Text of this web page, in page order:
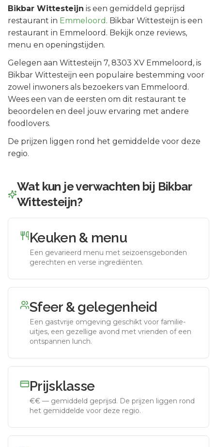
Bikbar Wittesteijn is een gemiddeld geprijsd
restaurant in Emmeloord . Bikbar Wittesteijn is een
restaurant in Emmeloord. Bekijk onze reviews,
menu en openingstijden.
Gelegen aan Wittesteijn 7, 8303 XV Emmeloord , is
Bikbar Wittesteijn een populaire bestemming voor
zowel inwoners als bezoekers van Emmeloord .
Wees een van de eersten om dit restaurant te
beoordelen en deel jouw ervaring met andere
foodlovers.
De prijzen liggen rond het gemiddelde voor deze
regio.
Wat kun je verwachten bij Bikbar
Wittesteijn?
Keuken & menu
Een gevarieerd menu met seizoensgebonden
gerechten en verse ingrediënten.
Sfeer & gelegenheid
Een gastvrije omgeving geschikt voor familie-
uitjes, een gezellige avond met vrienden of een
ontspannen lunch.
Prijsklasse
€€ — gemiddeld geprijsd. De prijzen liggen rond
het gemiddelde voor deze regio.